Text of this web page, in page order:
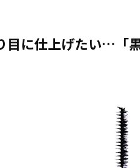
目に仕上げたい…「